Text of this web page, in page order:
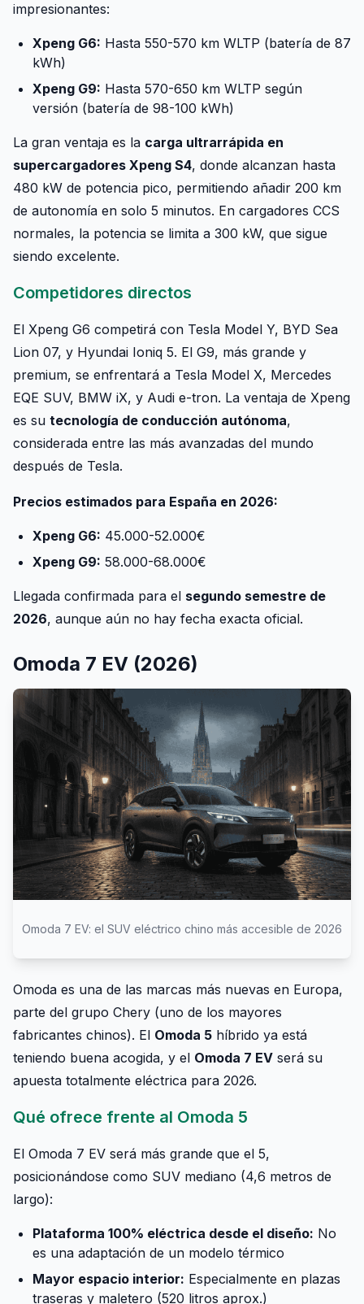
impresionantes:
Xpeng G6: Hasta 550-570 km WLTP (batería de 87
kWh)
Xpeng G9: Hasta 570-650 km WLTP según
versión (batería de 98-100 kWh)
La gran ventaja es la carga ultrarrápida en
supercargadores Xpeng S4, donde alcanzan hasta
480 kW de potencia pico, permitiendo añadir 200 km
de autonomía en solo 5 minutos. En cargadores CCS
normales, la potencia se limita a 300 kW, que sigue
siendo excelente.
Competidores directos
El Xpeng G6 competirá con Tesla Model Y, BYD Sea
Lion 07, y Hyundai Ioniq 5. El G9, más grande y
premium, se enfrentará a Tesla Model X, Mercedes
EQE SUV, BMW iX, y Audi e-tron. La ventaja de Xpeng
es su tecnología de conducción autónoma,
considerada entre las más avanzadas del mundo
después de Tesla.
Precios estimados para España en 2026:
Xpeng G6: 45.000-52.000€
Xpeng G9: 58.000-68.000€
Llegada confirmada para el segundo semestre de
2026, aunque aún no hay fecha exacta oficial.
Omoda 7 EV (2026)
Omoda 7 EV: el SUV eléctrico chino más accesible de 2026
Omoda es una de las marcas más nuevas en Europa,
parte del grupo Chery (uno de los mayores
fabricantes chinos). El Omoda 5 híbrido ya está
teniendo buena acogida, y el Omoda 7 EV será su
apuesta totalmente eléctrica para 2026.
Qué ofrece frente al Omoda 5
El Omoda 7 EV será más grande que el 5,
posicionándose como SUV mediano (4,6 metros de
largo):
Plataforma 100% eléctrica desde el diseño: No
es una adaptación de un modelo térmico
Mayor espacio interior: Especialmente en plazas
traseras y maletero (520 litros aprox.)